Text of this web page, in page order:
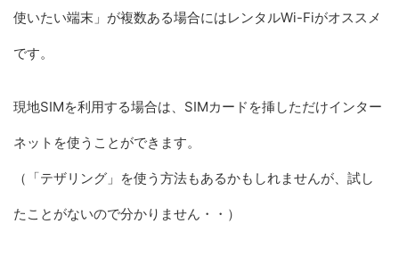
使いたい端末」が複数ある場合にはレンタルWi-Fiがオススメ
です。
現地SIMを利用する場合は、SIMカードを挿しただけインター
ネットを使うことができます。
（「テザリング」を使う方法もあるかもしれませんが、試し
たことがないので分かりません・・）